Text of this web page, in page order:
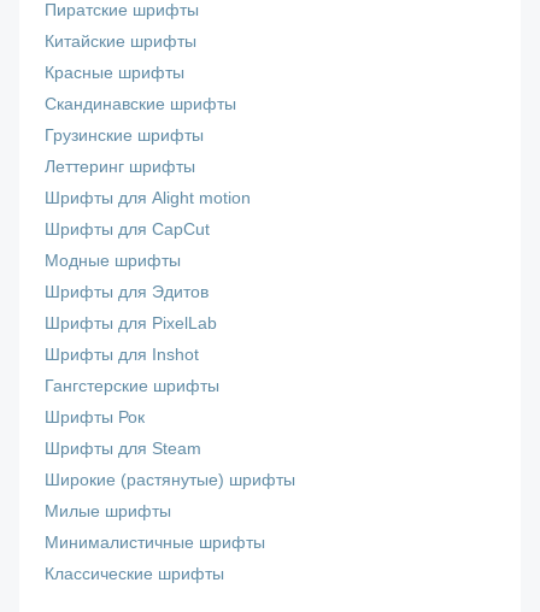
Пиратские шрифты
Китайские шрифты
Красные шрифты
Скандинавские шрифты
Грузинские шрифты
Леттеринг шрифты
Шрифты для Alight motion
Шрифты для CapCut
Модные шрифты
Шрифты для Эдитов
Шрифты для PixelLab
Шрифты для Inshot
Гангстерские шрифты
Шрифты Рок
Шрифты для Steam
Широкие (растянутые) шрифты
Милые шрифты
Минималистичные шрифты
Классические шрифты